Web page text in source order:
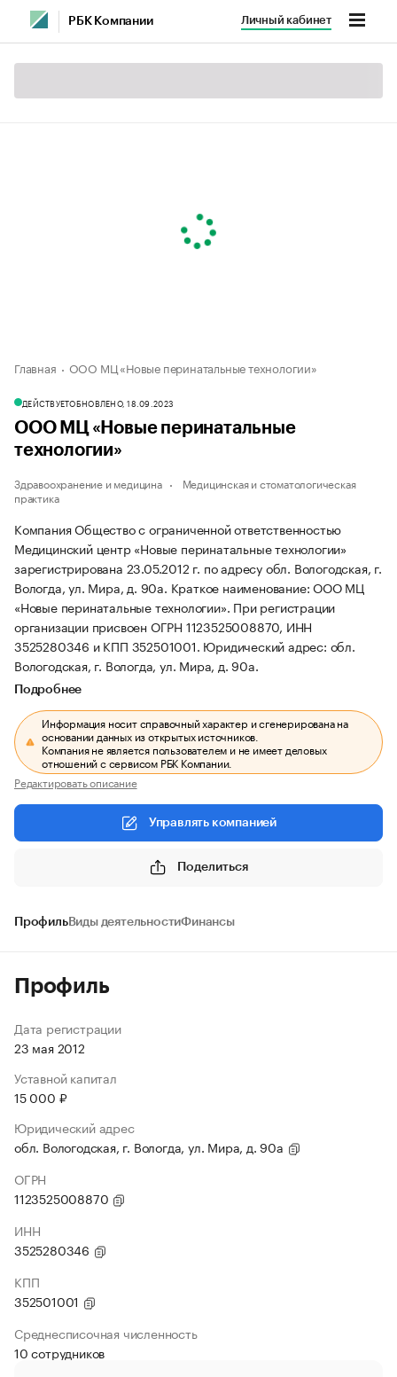
РБК Компании Личный кабинет
Главная ООО МЦ «Новые перинатальные технологии»
ДЕЙСТВУЕТОБНОВЛЕНО, 18.09.2023
ООО МЦ «Новые перинатальные
технологии»
Здравоохранение и медицина
Медицинская и стоматологическая
практика
Компания Общество с ограниченной ответственностью
Медицинский центр «Новые перинатальные технологии»
зарегистрирована 23.05.2012 г. по адресу обл. Вологодская, г.
Вологда, ул. Мира, д. 90а. Краткое наименование: ООО МЦ
«Новые перинатальные технологии». При регистрации
организации присвоен ОГРН 1123525008870, ИНН
3525280346 и КПП 352501001. Юридический адрес: обл.
Вологодская, г. Вологда, ул. Мира, д. 90а.
Подробнее
Информация носит справочный характер и сгенерирована на
основании данных из открытых источников.
Компания не является пользователем и не имеет деловых
отношений с сервисом РБК Компании.
Редактировать описание
Управлять компанией
Поделиться
ПрофильВиды деятельностиФинансы
Профиль
Дата регистрации
23 мая 2012
Уставной капитал
15 000 ₽
Юридический адрес
обл. Вологодская, г. Вологда, ул. Мира, д. 90а
ОГРН
1123525008870
ИНН
3525280346
КПП
352501001
Среднесписочная численность
10 сотрудников